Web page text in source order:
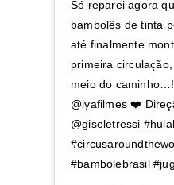
Só reparei agora
bambolês de tinta
até finalmente
primeira
meio do
@iyafilmes ❤️
@giseletressi
#bambolebrasil